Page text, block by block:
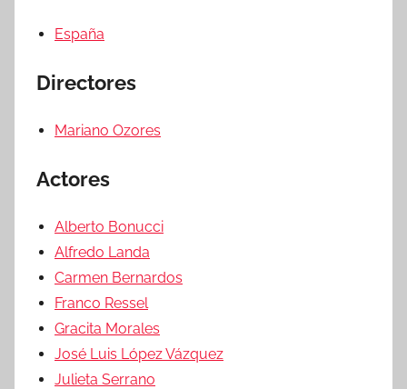
España
Directores
Mariano Ozores
Actores
Alberto Bonucci
Alfredo Landa
Carmen Bernardos
Franco Ressel
Gracita Morales
José Luis López Vázquez
Julieta Serrano